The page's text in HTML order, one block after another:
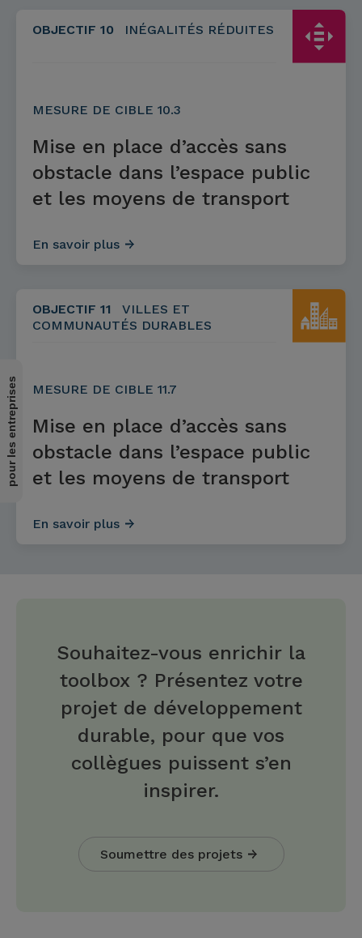
OBJECTIF 10 INÉGALITÉS RÉDUITES
MESURE DE CIBLE 10.3
Mise en place d’accès sans
obstacle dans l’espace public
et les moyens de transport
En savoir plus
OBJECTIF 11
VILLES ET
COMMUNAUTÉS DURABLES
MESURE DE CIBLE 11.7
Mise en place d’accès sans
obstacle dans l’espace public
et les moyens de transport
En savoir plus
Souhaitez-vous enrichir la
toolbox ? Présentez votre
projet de développement
durable, pour que vos
collègues puissent s’en
inspirer.
Soumettre des projets
pour les entreprises